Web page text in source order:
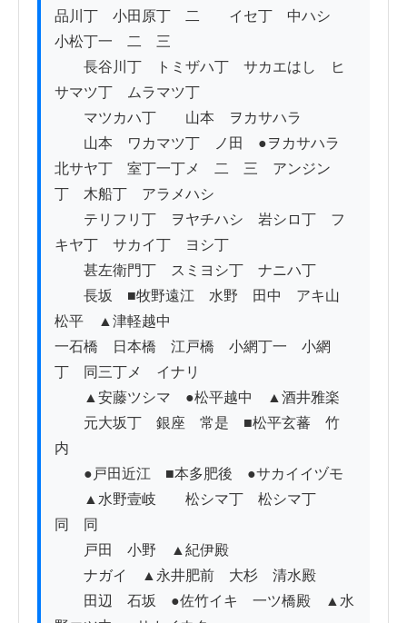
品川丁　小田原丁　二　　イセ丁　中ハシ
小松丁一　二　三
長谷川丁　トミザハ丁　サカエはし　ヒ
サマツ丁　ムラマツ丁
マツカハ丁　　山本　ヲカサハラ
山本　ワカマツ丁　ノ田　●ヲカサハラ
北サヤ丁　室丁一丁メ　二　三　アンジン
丁　木船丁　アラメハシ
テリフリ丁　ヲヤチハシ　岩シロ丁　フ
キヤ丁　サカイ丁　ヨシ丁
甚左衛門丁　スミヨシ丁　ナニハ丁
長坂　■牧野遠江　水野　田中　アキ山
松平　▲津軽越中
一石橋　日本橋　江戸橋　小網丁一　小網
丁　同三丁メ　イナリ
▲安藤ツシマ　●松平越中　▲酒井雅楽
元大坂丁　銀座　常是　■松平玄蕃　竹
内
●戸田近江　■本多肥後　●サカイイヅモ
▲水野壹岐　　松シマ丁　松シマ丁
同　同
戸田　小野　▲紀伊殿
ナガイ　▲永井肥前　大杉　清水殿
田辺　石坂　●佐竹イキ　一ツ橋殿　▲水